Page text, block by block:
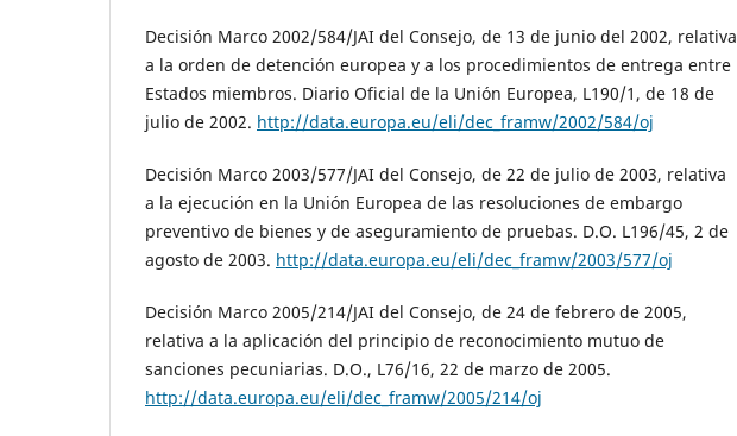
Decisión Marco 2002/584/JAI del Consejo, de 13 de junio del 2002, relativa
a la orden de detención europea y a los procedimientos de entrega entre
Estados miembros. Diario Oficial de la Unión Europea, L190/1, de 18 de
julio de 2002. http://data.europa.eu/eli/dec_framw/2002/584/oj
Decisión Marco 2003/577/JAI del Consejo, de 22 de julio de 2003, relativa
a la ejecución en la Unión Europea de las resoluciones de embargo
preventivo de bienes y de aseguramiento de pruebas. D.O. L196/45, 2 de
agosto de 2003. http://data.europa.eu/eli/dec_framw/2003/577/oj
Decisión Marco 2005/214/JAI del Consejo, de 24 de febrero de 2005,
relativa a la aplicación del principio de reconocimiento mutuo de
sanciones pecuniarias. D.O., L76/16, 22 de marzo de 2005.
http://data.europa.eu/eli/dec_framw/2005/214/oj